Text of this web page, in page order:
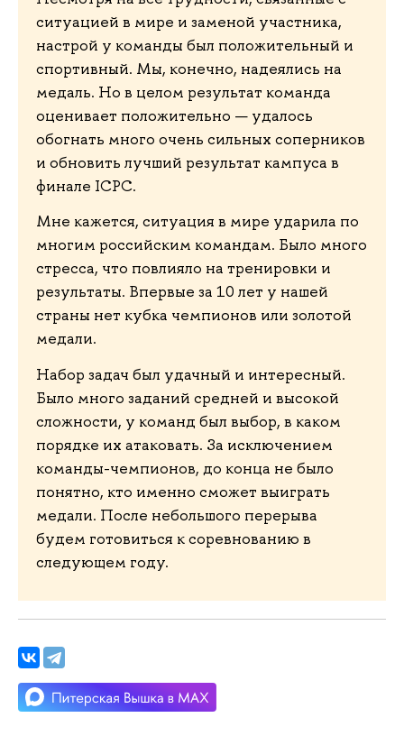
ситуацией в мире и заменой участника,
настрой у команды был положительный и
спортивный. Мы, конечно, надеялись на
медаль. Но в целом результат команда
оценивает положительно — удалось
обогнать много очень сильных соперников
и обновить лучший результат кампуса в
финале ICPC.
Мне кажется, ситуация в мире ударила по
многим российским командам. Было много
стресса, что повлияло на тренировки и
результаты. Впервые за 10 лет у нашей
страны нет кубка чемпионов или золотой
медали.
Набор задач был удачный и интересный.
Было много заданий средней и высокой
сложности, у команд был выбор, в каком
порядке их атаковать. За исключением
команды-чемпионов, до конца не было
понятно, кто именно сможет выиграть
медали. После небольшого перерыва
будем готовиться к соревнованию в
следующем году.